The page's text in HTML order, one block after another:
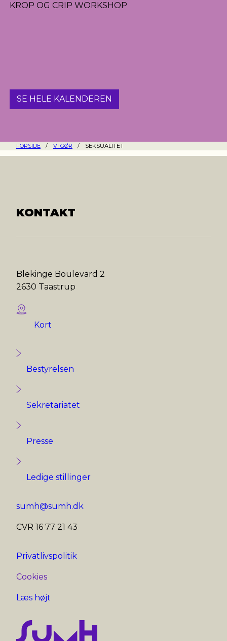
KROP OG CRIP WORKSHOP
SE HELE KALENDEREN
FORSIDE / VI GØR / SEKSUALITET
KONTAKT
Blekinge Boulevard 2
2630 Taastrup
Kort
Bestyrelsen
Sekretariatet
Presse
Ledige stillinger
sumh@sumh.dk
CVR 16 77 21 43
Privatlivspolitik
Cookies
Læs højt